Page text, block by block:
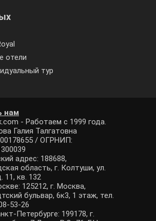
отели
тур
нам
- Работаем с 1999 года.
Галия Талгатовна
/ ОГРНИП:
адрес: 188688,
область, г. Колтуши, ул.
11, кв. 132
125212, г. Москва,
бульвар, 6к3, 1 этаж, тел.
53-26
Петербурге: 199178, г.